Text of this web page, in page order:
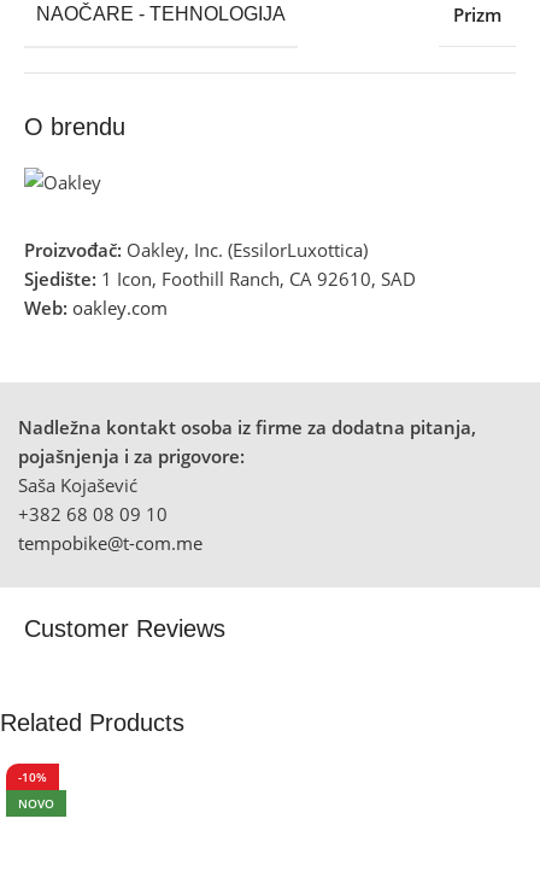
NAOČARE - TEHNOLOGIJA Prizm
O brendu
Proizvođač: Oakley, Inc. (EssilorLuxottica)
Sjedište: 1 Icon, Foothill Ranch, CA 92610, SAD
Web: oakley.com
Nadležna kontakt osoba iz firme za dodatna pitanja,
pojašnjenja i za prigovore:
Saša Kojašević
+382 68 08 09 10
tempobike@t-com.me
Customer Reviews
Related Products
-10%
NOVO